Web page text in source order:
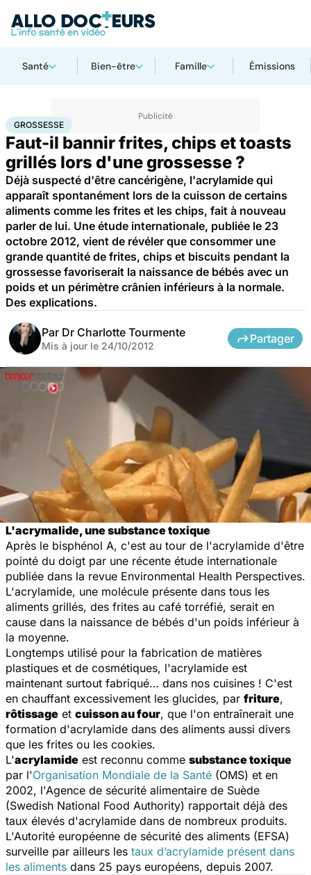
Santé Bien-être Famille Émissions
AccueilSantéMaladies
GROSSESSE
Faut-il bannir frites, chips et toasts
grillés lors d'une grossesse ?
Déjà suspecté d'être cancérigène, l'acrylamide qui
apparaît spontanément lors de la cuisson de certains
aliments comme les frites et les chips, fait à nouveau
parler de lui. Une étude internationale, publiée le 23
octobre 2012, vient de révéler que consommer une
grande quantité de frites, chips et biscuits pendant la
grossesse favoriserait la naissance de bébés avec un
poids et un périmètre crânien inférieurs à la normale.
Des explications.
Par Dr Charlotte Tourmente
Mis à jour le 24/10/2012
Partager
L'acrymalide, une substance toxique
Après le bisphénol A, c'est au tour de l'acrylamide d'être
pointé du doigt par une récente étude internationale
publiée dans la revue Environmental Health Perspectives.
L'acrylamide, une molécule présente dans tous les
aliments grillés, des frites au café torréfié, serait en
cause dans la naissance de bébés d'un poids inférieur à
la moyenne.
Longtemps utilisé pour la fabrication de matières
plastiques et de cosmétiques, l'acrylamide est
maintenant surtout fabriqué… dans nos cuisines ! C'est
en chauffant excessivement les glucides, par friture,
rôtissage et cuisson au four, que l'on entraînerait une
formation d'acrylamide dans des aliments aussi divers
que les frites ou les cookies.
L'acrylamide est reconnu comme substance toxique
par l'Organisation Mondiale de la Santé (OMS) et en
2002, l'Agence de sécurité alimentaire de Suède
(Swedish National Food Authority) rapportait déjà des
taux élevés d'acrylamide dans de nombreux produits.
L'Autorité européenne de sécurité des aliments (EFSA)
surveille par ailleurs les taux d’acrylamide présent dans
les aliments dans 25 pays européens, depuis 2007.